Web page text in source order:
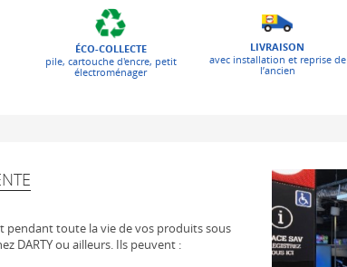
ÉCO-COLLECTE
pile, cartouche d'encre, petit
électroménager
LIVRAISON
avec installation et reprise de
l’ancien
pendant toute la vie de vos produits sous
DARTY ou ailleurs. Ils peuvent :